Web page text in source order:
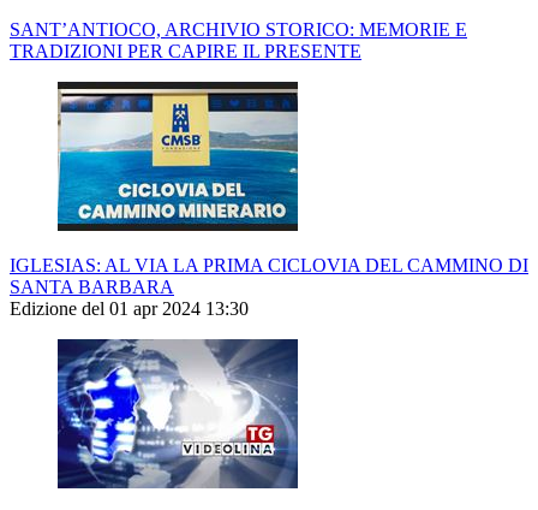
SANT’ANTIOCO, ARCHIVIO STORICO: MEMORIE E
TRADIZIONI PER CAPIRE IL PRESENTE
IGLESIAS: AL VIA LA PRIMA CICLOVIA DEL CAMMINO DI
SANTA BARBARA
Edizione del 01 apr 2024 13:30